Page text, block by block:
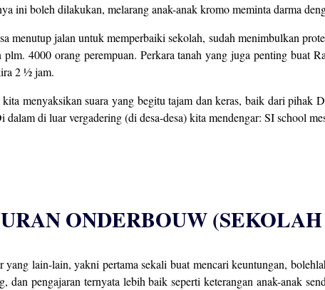
ini boleh dilakukan, melarang anak-anak kromo meminta darma
menutup jalan untuk memperbaiki sekolah, sudah menimbulkan
4000 orang perempuan. Perkara tanah yang juga penting buat
2 ½ jam.
menyaksikan suara yang begitu tajam dan keras, baik dari pihak
di luar vergadering (di desa-desa) kita mendengar: SI school
ONDERBOUW
lain-lain, yakni pertama sekali buat mencari keuntungan,
dan pengajaran ternyata lebih baik seperti keterangan anak-anak